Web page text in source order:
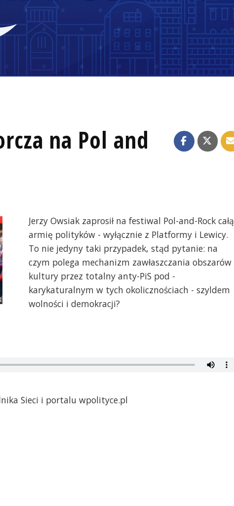
na Pol and
Jerzy Owsiak zaprosił na festiwal Pol-and-Rock całą
armię polityków - wyłącznie z Platformy i Lewicy.
To nie jedyny taki przypadek, stąd pytanie: na
czym polega mechanizm zawłaszczania obszarów
kultury przez totalny anty-PiS pod -
karykaturalnym w tych okolicznościach - szyldem
wolności i demokracji?
Sieci i portalu wpolityce.pl